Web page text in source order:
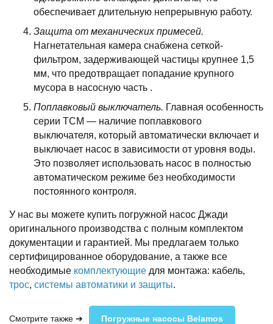
обеспечивает длительную непрерывную работу.
Защита от механических примесей.
Нагнетательная камера снабжена сеткой-
фильтром, задерживающей частицы крупнее 1,5
мм, что предотвращает попадание крупного
мусора в насосную часть .
Поплавковый выключатель. Главная особенность
серии TCM — наличие поплавкового
выключателя, который автоматически включает и
выключает насос в зависимости от уровня воды.
Это позволяет использовать насос в полностью
автоматическом режиме без необходимости
постоянного контроля.
У нас вы можете купить погружной насос Джади
оригинального производства с полным комплектом
документации и гарантией. Мы предлагаем только
сертифицированное оборудование, а также все
необходимые комплектующие для монтажа: кабель,
трос, системы автоматики и защиты.
Смотрите также ➔ Погружные насосы Belamos